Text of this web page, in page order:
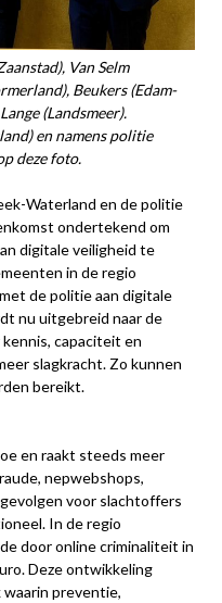
Van Selm
Beukers (Edam-
(Landsmeer).
en namens politie
deze foto.
Waterland en de politie
ondertekend om
digitale veiligheid te
in de regio
de politie aan digitale
nu uitgebreid naar de
capaciteit en
slagkracht. Zo kunnen
bereikt.
en raakt steeds meer
nepwebshops,
voor slachtoffers
In de regio
door online criminaliteit in
Deze ontwikkeling
waarin preventie,